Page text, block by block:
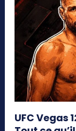
UFC Vegas